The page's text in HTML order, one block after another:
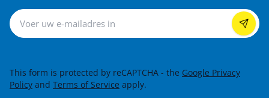
Nieuwsbrief
This form is protected by reCAPTCHA - the Google Privacy
Policy and Terms of Service apply.